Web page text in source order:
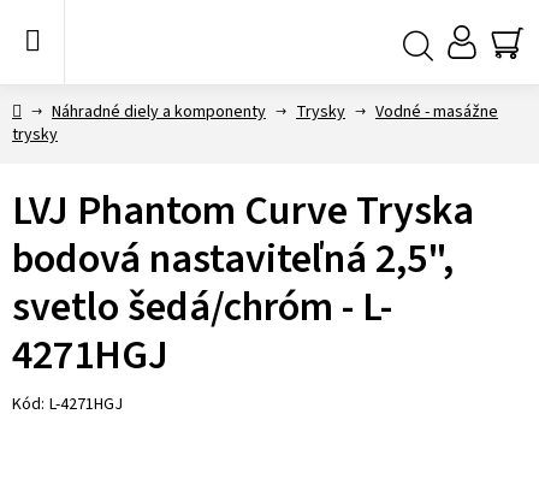
DomovNáhradné diely a komponenty Trysky
Vodné - masážne
trysky
LVJ Phantom Curve Tryska
bodová nastaviteľná 2,5",
svetlo šedá/chróm - L-
4271HGJ
Kód: L-4271HGJ